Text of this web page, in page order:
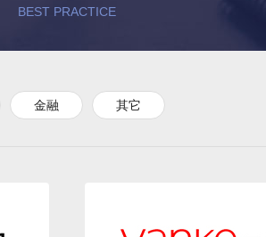
BEST PRACTICE
金融 其它